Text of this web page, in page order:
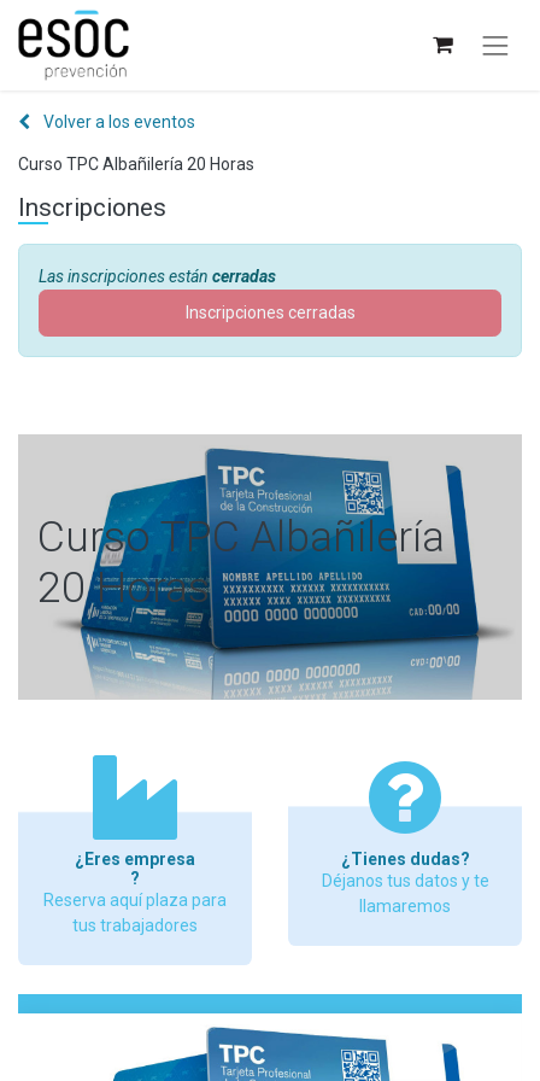
Volver a los eventos
Curso TPC Albañilería 20 Horas
Inscripciones
Las inscripciones están cerradas
Inscripciones cerradas
Curso TPC Albañilería
20 Horas
¿Eres empresa
?
Reserva aquí plaza para
tus trabajadores
¿Tienes dudas?
Déjanos tus datos y te
llamaremos